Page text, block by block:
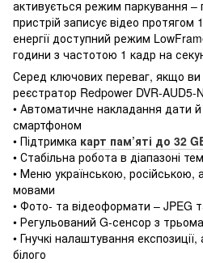
активується режим паркування –
пристрій записує відео протягом
енергії доступний режим
години з частотою 1 кадр на
Серед ключових переваг, якщо ви
реєстратор Redpower DVR-AUD5-
• Автоматичне накладання дати й
смартфоном
• Підтримка карт пам’яті до 32
• Стабільна робота в діапазоні
• Меню українською, російською,
мовами
• Фото- та відеоформати – JPEG
• Регульований G-сенсор з
• Гнучкі налаштування
білого